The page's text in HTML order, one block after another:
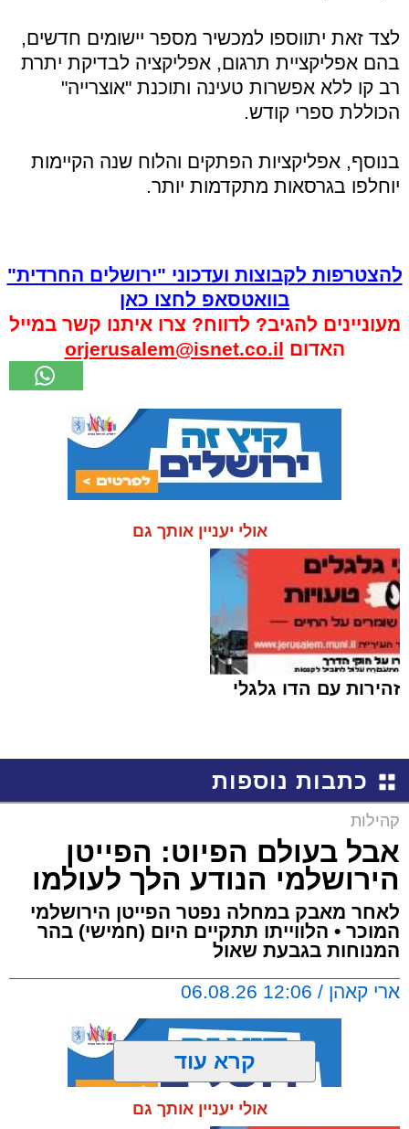
לצד זאת יתווספו למכשיר מספר יישומים חדשים,
בהם אפליקציית תרגום, אפליקציה לבדיקת יתרת
רב קו ללא אפשרות טעינה ותוכנת "אוצרייה"
הכוללת ספרי קודש.
בנוסף, אפליקציות הפתקים והלוח שנה הקיימות
יוחלפו בגרסאות מתקדמות יותר.
להצטרפות לקבוצות ועדכוני "ירושלים החרדית"
בוואטסאפ לחצו כאן
מעוניינים להגיב? לדווח? צרו איתנו קשר במייל
האדום orjerusalem@isnet.co.il
אולי יעניין אותך גם
זהירות עם הדו גלגלי
כתבות נוספות
קהילות
אבל בעולם הפיוט: הפייטן
הירושלמי הנודע הלך לעולמו
לאחר מאבק במחלה נפטר הפייטן הירושלמי
המוכר • הלווייתו תתקיים היום (חמישי) בהר
המנוחות בגבעת שאול
ארי קאהן / 12:06 06.08.26
קרא עוד
אולי יעניין אותך גם